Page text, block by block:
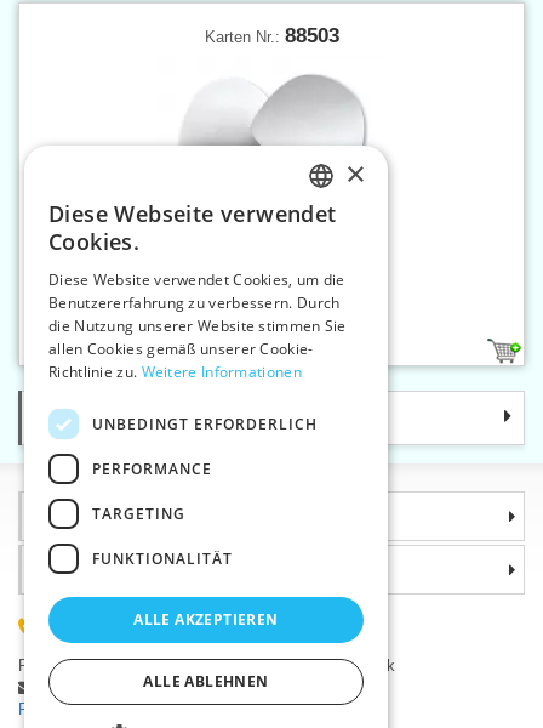
Karten Nr.: 88503
1
BH-Schalen Gr.14
Kategorie
Informationen
Warum sollten Sie gerade uns wählen?
(+420) 585 051 217
Plzeňská 868, 783 91 Uničov, Tschechische Republik
Stellen Sie eine Frage|
Fehler melden
Probleme bei der Anmeldung ?
CZECH
ENGLISH
×
Diese Webseite verwendet
Cookies.
Diese Website verwendet Cookies, um die
Benutzererfahrung zu verbessern. Durch
die Nutzung unserer Website stimmen Sie
allen Cookies gemäß unserer Cookie-
Richtlinie zu. Weitere Informationen
UNBEDINGT ERFORDERLICH
PERFORMANCE
TARGETING
FUNKTIONALITÄT
ALLE AKZEPTIEREN
ALLE ABLEHNEN